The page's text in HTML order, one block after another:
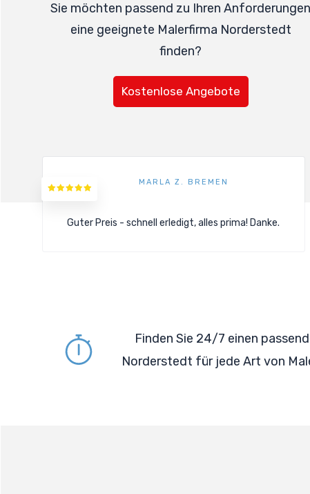
Sie möchten passend zu Ihren Anforderungen
eine geeignete Malerfirma Norderstedt
finden?
Kostenlose Angebote
MARLA Z. BREMEN
Guter Preis - schnell erledigt, alles prima! Danke.
Finden Sie 24/7 einen
Norderstedt für jede Art von